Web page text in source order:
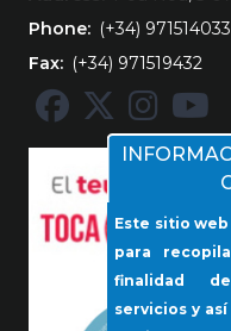
Phone
(+34) 971514033
Fax
(+34) 971519432
Este sitio
para
finalidad
servicios y